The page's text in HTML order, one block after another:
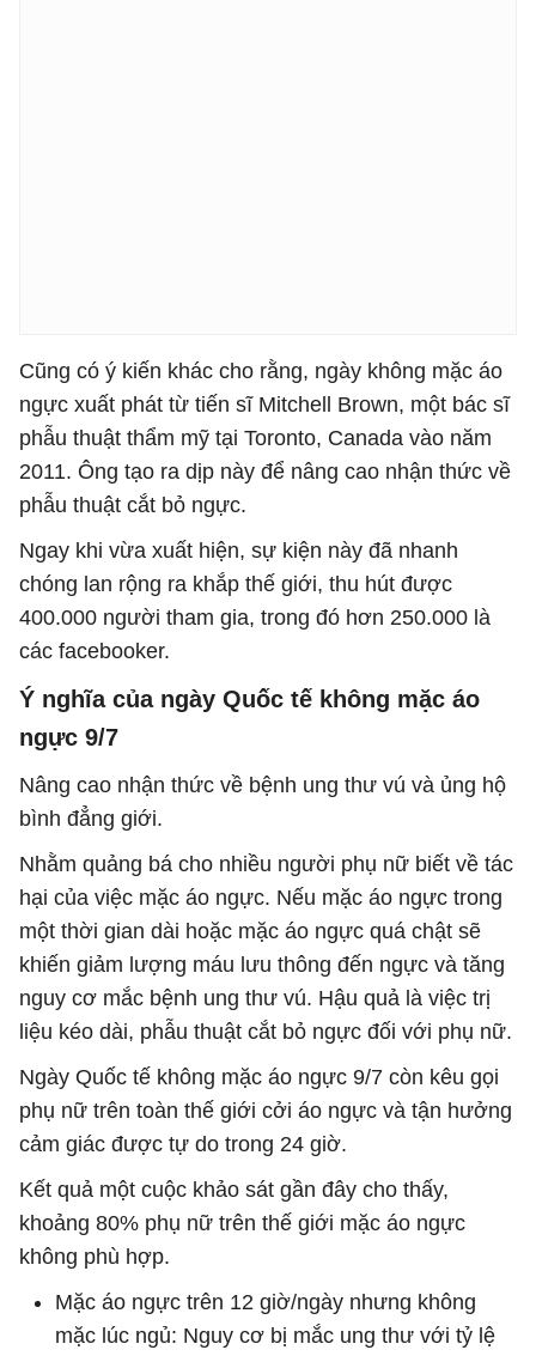
Cũng có ý kiến khác cho rằng, ngày không mặc áo
ngực xuất phát từ tiến sĩ Mitchell Brown, một bác sĩ
phẫu thuật thẩm mỹ tại Toronto, Canada vào năm
2011. Ông tạo ra dịp này để nâng cao nhận thức về
phẫu thuật cắt bỏ ngực.
Ngay khi vừa xuất hiện, sự kiện này đã nhanh
chóng lan rộng ra khắp thế giới, thu hút được
400.000 người tham gia, trong đó hơn 250.000 là
các facebooker.
Ý nghĩa của ngày Quốc tế không mặc áo
ngực 9/7
Nâng cao nhận thức về bệnh ung thư vú và ủng hộ
bình đẳng giới.
Nhằm quảng bá cho nhiều người phụ nữ biết về tác
hại của việc mặc áo ngực. Nếu mặc áo ngực trong
một thời gian dài hoặc mặc áo ngực quá chật sẽ
khiến giảm lượng máu lưu thông đến ngực và tăng
nguy cơ mắc bệnh ung thư vú. Hậu quả là việc trị
liệu kéo dài, phẫu thuật cắt bỏ ngực đối với phụ nữ.
Ngày Quốc tế không mặc áo ngực 9/7 còn kêu gọi
phụ nữ trên toàn thế giới cởi áo ngực và tận hưởng
cảm giác được tự do trong 24 giờ.
Kết quả một cuộc khảo sát gần đây cho thấy,
khoảng 80% phụ nữ trên thế giới mặc áo ngực
không phù hợp.
Mặc áo ngực trên 12 giờ/ngày nhưng không
mặc lúc ngủ: Nguy cơ bị mắc ung thư với tỷ lệ